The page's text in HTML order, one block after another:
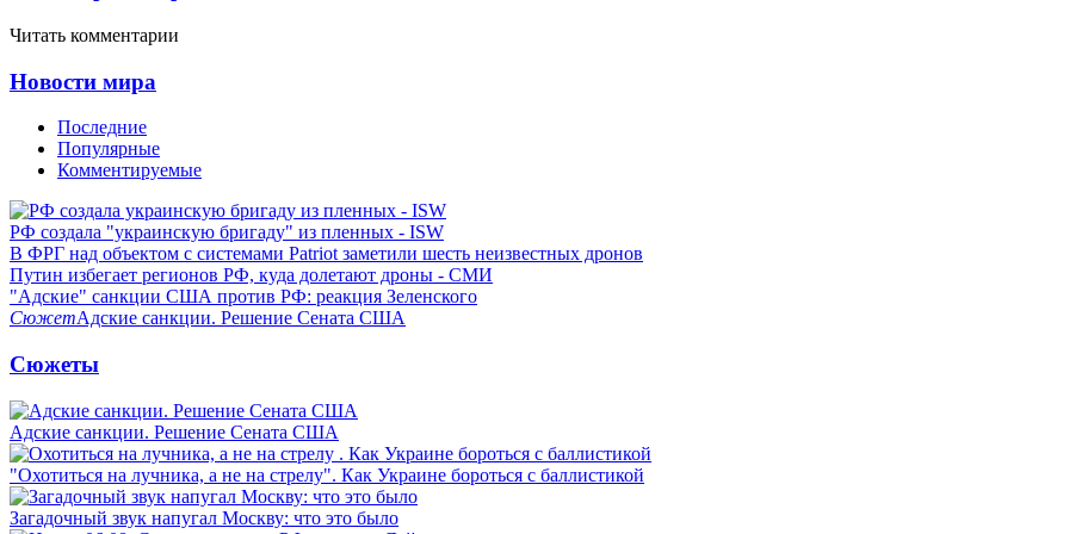
Читать комментарии
Новости мира
Последние
Популярные
Комментируемые
РФ создала "украинскую бригаду" из пленных - ISW
В ФРГ над объектом с системами Patriot заметили шесть неизвестных дронов
Путин избегает регионов РФ, куда долетают дроны - СМИ
"Адские" санкции США против РФ: реакция Зеленского
СюжетАдские санкции. Решение Сената США
Сюжеты
Адские санкции. Решение Сената США
"Охотиться на лучника, а не на стрелу". Как Украине бороться с баллистикой
Загадочный звук напугал Москву: что это было